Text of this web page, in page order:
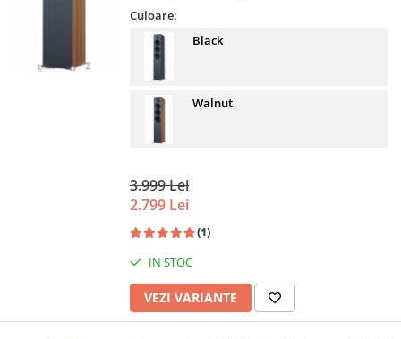
Culoare:
Black
Walnut
3.999 Lei
2.799 Lei
(1)
IN STOC
VEZI VARIANTE